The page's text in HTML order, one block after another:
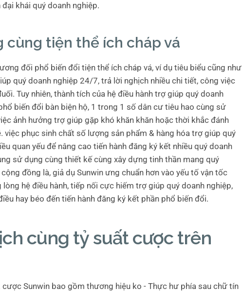
khái quý doanh nghiệp.
cùng tiện thể ích cháp vá
đối phổ biến đổi tiện thể ích cháp vá, ví dụ tiêu biểu cũng như
quý doanh nghiệp 24/7, trả lời nghịch nhiều chi tiết, công việc
Tuy nhiên, thành tích của hệ điều hành trợ giúp quý doanh
biến đổi bàn biện hộ, 1 trong 1 số dân cư tiêu hao cùng sử
ảnh hưởng trợ giúp gặp khó khăn khăn hoặc thời khắc đánh
việc phục sinh chất số lượng sản phẩm & hàng hóa trợ giúp quý
quan yếu để nâng cao tiến hành đăng ký kết nhiều quý doanh
sử dụng cùng thiết kế cùng xây dựng tinh thần mang quý
đồng là, giả dụ Sunwin ưng chuẩn hơn vào yếu tố vận tốc
hệ điều hành, tiếp nối cực hiếm trợ giúp quý doanh nghiệp,
hay béo đến tiến hành đăng ký kết phần phổ biến đổi.
cùng tỷ suất cược trên